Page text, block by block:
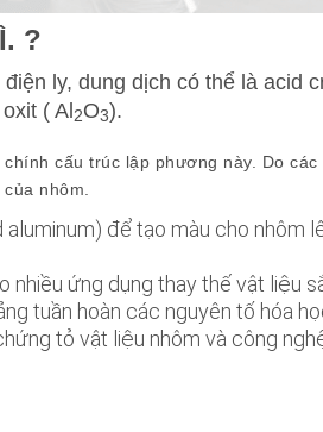
?
ly, dung dịch có thể là
( Al 2O3).
cấu trúc lập phương này. Do
nhôm.
để tạo màu cho nhôm
ứng dụng thay thế vật liệu
tuần hoàn các nguyên tố hóa
tỏ vật liệu nhôm và công